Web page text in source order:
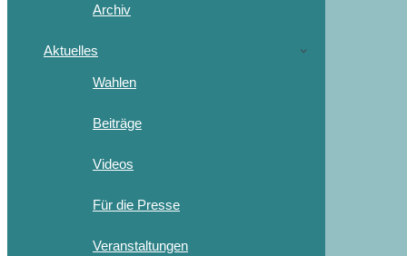
Archiv
Aktuelles
Wahlen
Beiträge
Videos
Für die Presse
Veranstaltungen